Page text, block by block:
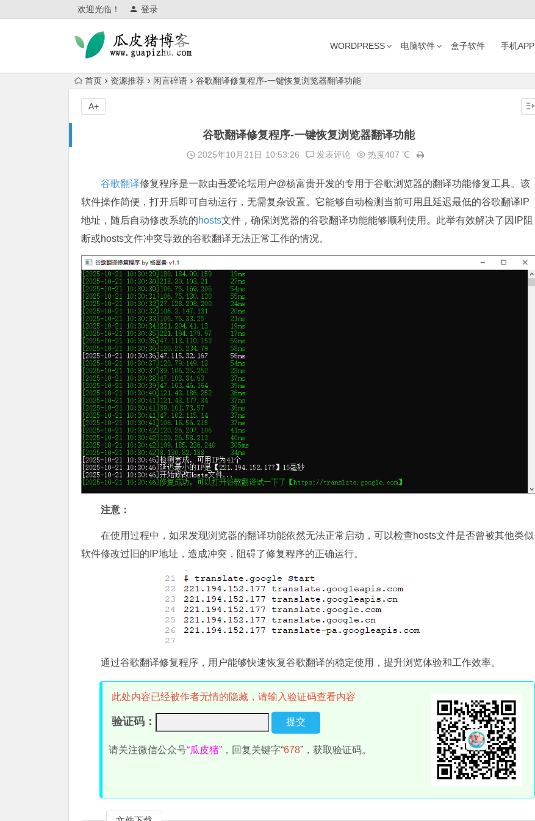
欢迎光临！ 登录
WORDPRESS 电脑软件 盒子软件 手机APP
首页 资源推荐 闲言碎语 谷歌翻译修复程序-一键恢复浏览器翻译功能
谷歌翻译修复程序-一键恢复浏览器翻译功能
2025年10月21日 10:53:26 发表评论 热度407 ℃
谷歌翻译修复程序是一款由吾爱论坛用户@杨富贵开发的专用于谷歌浏览器的翻译功能修复工具。该
软件操作简便，打开后即可自动运行，无需复杂设置。它能够自动检测当前可用且延迟最低的谷歌翻译IP
地址，随后自动修改系统的hosts文件，确保浏览器的谷歌翻译功能能够顺利使用。此举有效解决了因IP阻
断或hosts文件冲突导致的谷歌翻译无法正常工作的情况。
注意：
在使用过程中，如果发现浏览器的翻译功能依然无法正常启动，可以检查hosts文件是否曾被其他类似
软件修改过旧的IP地址，造成冲突，阻碍了修复程序的正确运行。
通过谷歌翻译修复程序，用户能够快速恢复谷歌翻译的稳定使用，提升浏览体验和工作效率。
此处内容已经被作者无情的隐藏，请输入验证码查看内容
验证码：
请关注微信公众号“瓜皮猪” ，回复关键字“678”，获取验证码。
A+